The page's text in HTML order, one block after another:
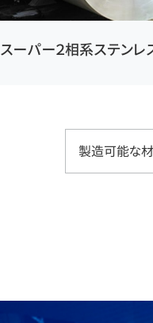
スーパー２相系ステンレ
製造可能な